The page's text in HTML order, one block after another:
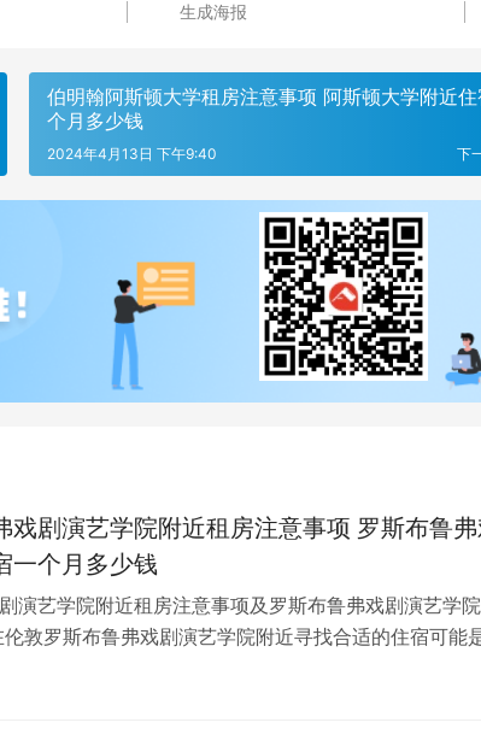
生成海报
伯明翰阿斯顿大学租房注意事项 阿斯顿大学附近住
个月多少钱
下
2024年4月13日 下午9:40
戏剧演艺学院附近租房注意事项 罗斯布鲁
一个月多少钱
演艺学院附近租房注意事项及罗斯布鲁弗戏剧演艺学
敦罗斯布鲁弗戏剧演艺学院附近寻找合适的住宿可能
任务。为了帮助您顺利完成…